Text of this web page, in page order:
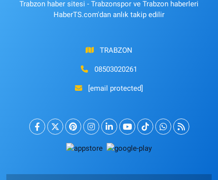
Trabzon haber sitesi - Trabzonspor ve Trabzon haberleri
HaberTS.com'dan anlık takip edilir
TRABZON
08503020261
[email protected]